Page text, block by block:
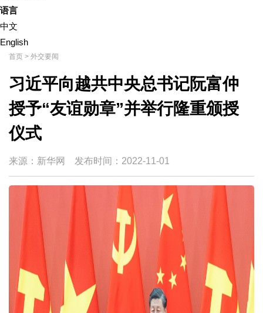
语言
中文
English
首页 > 外交要闻
习近平向越共中央总书记阮富仲
授予“友谊勋章”并举行隆重颁授
仪式
来源：新华网 发布时间： 2022-11-01